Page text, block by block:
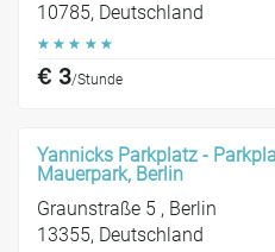
10785, Deutschland
☆ ☆ ☆ ☆ ☆
€ 3/Stunde
Yannicks Parkplatz -
Mauerpark, Berlin
Graunstraße 5 , Berlin
13355, Deutschland